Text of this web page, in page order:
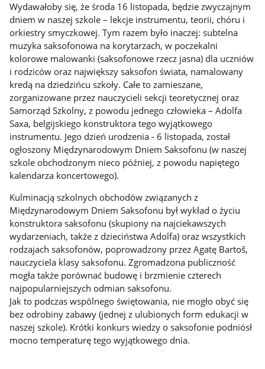
Wydawałoby się, że środa 16 listopada, będzie zwyczajnym
dniem w naszej szkole – lekcje instrumentu, teorii, chóru i
orkiestry smyczkowej. Tym razem było inaczej: subtelna
muzyka saksofonowa na korytarzach, w poczekalni
kolorowe malowanki (saksofonowe rzecz jasna) dla uczniów
i rodziców oraz największy saksofon świata, namalowany
kredą na dziedzińcu szkoły. Całe to zamieszane,
zorganizowane przez nauczycieli sekcji teoretycznej oraz
Samorząd Szkolny, z powodu jednego człowieka – Adolfa
Saxa, belgijskiego konstruktora tego wyjątkowego
instrumentu. Jego dzień urodzenia - 6 listopada, został
ogłoszony Międzynarodowym Dniem Saksofonu (w naszej
szkole obchodzonym nieco później, z powodu napiętego
kalendarza koncertowego).
Kulminacją szkolnych obchodów związanych z
Międzynarodowym Dniem Saksofonu był wykład o życiu
konstruktora saksofonu (skupiony na najciekawszych
wydarzeniach, także z dzieciństwa Adolfa) oraz wszystkich
rodzajach saksofonów, poprowadzony przez Agatę Bartoš,
nauczyciela klasy saksofonu. Zgromadzona publiczność
mogła także porównać budowę i brzmienie czterech
najpopularniejszych odmian saksofonu.
Jak to podczas wspólnego świętowania, nie mogło obyć się
bez odrobiny zabawy (jednej z ulubionych form edukacji w
naszej szkole). Krótki konkurs wiedzy o saksofonie podniósł
mocno temperaturę tego wyjątkowego dnia.